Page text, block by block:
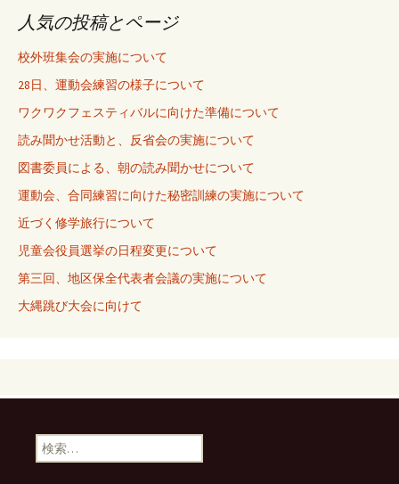
人気の投稿とページ
校外班集会の実施について
28日、運動会練習の様子について
ワクワクフェスティバルに向けた準備について
読み聞かせ活動と、反省会の実施について
図書委員による、朝の読み聞かせについて
運動会、合同練習に向けた秘密訓練の実施について
近づく修学旅行について
児童会役員選挙の日程変更について
第三回、地区保全代表者会議の実施について
大縄跳び大会に向けて
検
索: